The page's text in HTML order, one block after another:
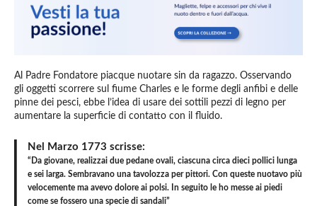
Al Padre Fondatore piacque nuotare sin da ragazzo. Osservando
gli oggetti scorrere sul fiume Charles e le forme degli anfibi e delle
pinne dei pesci, ebbe l’idea di usare dei sottili pezzi di legno per
aumentare la superficie di contatto con il fluido.
Nel Marzo 1773 scrisse:
“Da giovane, realizzai due pedane ovali, ciascuna circa dieci pollici lunga
e sei larga. Sembravano una tavolozza per pittori. Con queste nuotavo più
velocemente ma avevo dolore ai polsi. In seguito le ho messe ai piedi
come se fossero una specie di sandali”